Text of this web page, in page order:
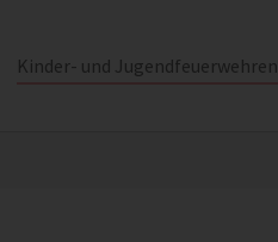
Kinder- und Jugendfeuerwehren